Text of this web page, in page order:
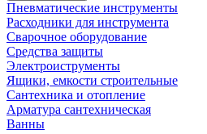
Пневматические инструменты
Расходники для инструмента
Сварочное оборудование
Средства защиты
Электроиструменты
Ящики, емкости строительные
Сантехника и отопление
Арматура сантехническая
Ванны